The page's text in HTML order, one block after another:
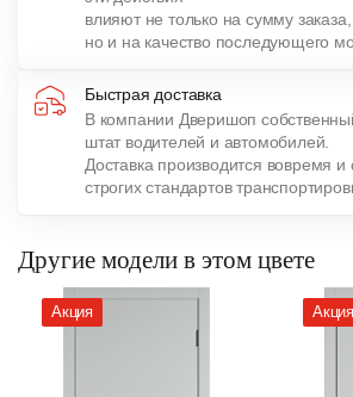
влияют не только на сумму заказа,
но и на качество последующего
Быстрая доставка
В компании Дверишоп
штат водителей и автомобилей.
Доставка производится вовремя
строгих стандартов
Другие модели в этом цвете
Акция Акция